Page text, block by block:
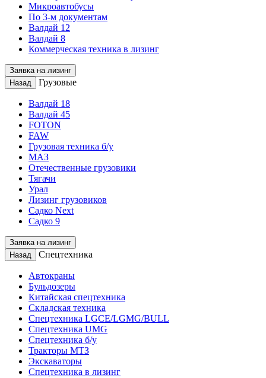
Микроавтобусы
По 3-м документам
Валдай 12
Валдай 8
Коммерческая техника в лизинг
Заявка на лизинг
Назад
Грузовые
Валдай 18
Валдай 45
FOTON
FAW
Грузовая техника б/у
МАЗ
Отечественные грузовики
Тягачи
Урал
Лизинг грузовиков
Садко Next
Садко 9
Заявка на лизинг
Назад
Спецтехника
Автокраны
Бульдозеры
Китайская спецтехника
Складская техника
Спецтехника LGCE/LGMG/BULL
Спецтехника UMG
Спецтехника б/у
Тракторы МТЗ
Экскаваторы
Спецтехника в лизинг